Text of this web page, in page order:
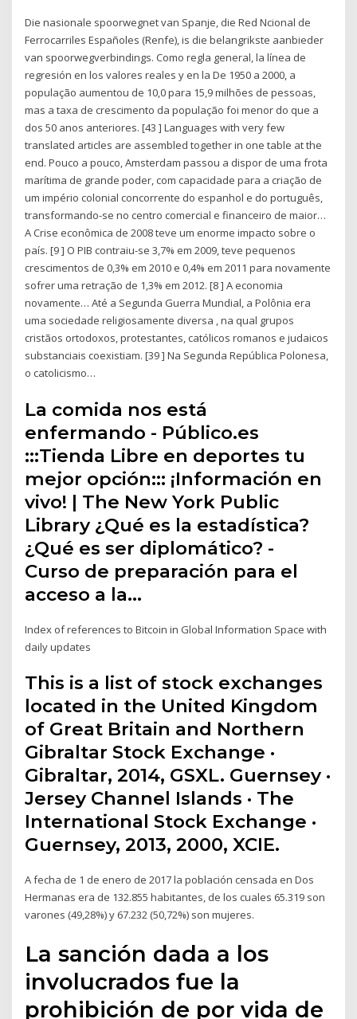
Die nasionale spoorwegnet van Spanje, die Red Ncional de
Ferrocarriles Españoles (Renfe), is die belangrikste aanbieder
van spoorwegverbindings. Como regla general, la línea de
regresión en los valores reales y en la De 1950 a 2000, a
população aumentou de 10,0 para 15,9 milhões de pessoas,
mas a taxa de crescimento da população foi menor do que a
dos 50 anos anteriores. [43 ] Languages with very few
translated articles are assembled together in one table at the
end. Pouco a pouco, Amsterdam passou a dispor de uma frota
marítima de grande poder, com capacidade para a criação de
um império colonial concorrente do espanhol e do português,
transformando-se no centro comercial e financeiro de maior…
A Crise econômica de 2008 teve um enorme impacto sobre o
país. [9 ] O PIB contraiu-se 3,7% em 2009, teve pequenos
crescimentos de 0,3% em 2010 e 0,4% em 2011 para novamente
sofrer uma retração de 1,3% em 2012. [8 ] A economia
novamente… Até a Segunda Guerra Mundial, a Polônia era
uma sociedade religiosamente diversa , na qual grupos
cristãos ortodoxos, protestantes, católicos romanos e judaicos
substanciais coexistiam. [39 ] Na Segunda República Polonesa,
o catolicismo…
La comida nos está
enfermando - Público.es
:::Tienda Libre en deportes tu
mejor opción::: ¡Información en
vivo! | The New York Public
Library ¿Qué es la estadística?
¿Qué es ser diplomático? -
Curso de preparación para el
acceso a la…
Index of references to Bitcoin in Global Information Space with
daily updates
This is a list of stock exchanges
located in the United Kingdom
of Great Britain and Northern
Gibraltar Stock Exchange ·
Gibraltar, 2014, GSXL. Guernsey ·
Jersey Channel Islands · The
International Stock Exchange ·
Guernsey, 2013, 2000, XCIE.
A fecha de 1 de enero de 2017 la población censada en Dos
Hermanas era de 132.855 habitantes, de los cuales 65.319 son
varones (49,28%) y 67.232 (50,72%) son mujeres.
La sanción dada a los
involucrados fue la
prohibición de por vida de